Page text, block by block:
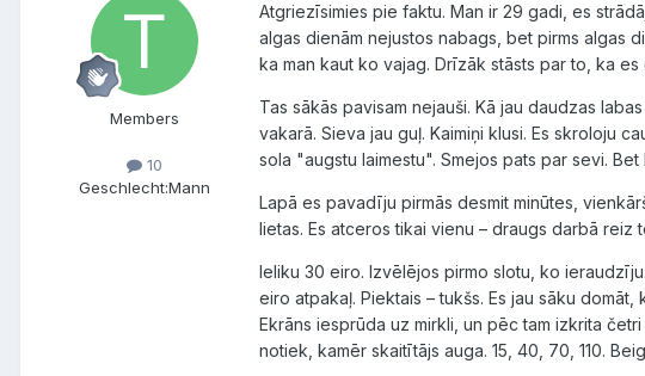
Members
10
Geschlecht:Mann
Atgriezīsimies pie faktu. Man ir 29 gadi, es
algas dienām nejustos nabags, bet pirms algas
ka man kaut ko vajag. Drīzāk stāsts par to, ka
Tas sākās pavisam nejauši. Kā jau daudzas
vakarā. Sieva jau guļ. Kaimiņi klusi. Es skroloju
sola "augstu laimestu". Smejos pats par sevi. Bet
Lapā es pavadīju pirmās desmit minūtes,
lietas. Es atceros tikai vienu – draugs darbā
Ieliku 30 eiro. Izvēlējos pirmo slotu, ko
eiro atpakaļ. Piektais – tukšs. Es jau sāku
Ekrāns iesprūda uz mirkli, un pēc tam izkrita
notiek, kamēr skaitītājs auga. 15, 40, 70, 110.